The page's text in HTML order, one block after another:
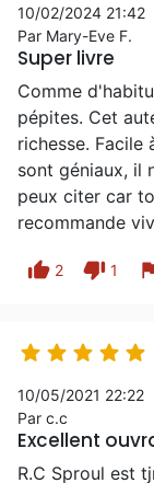
10/02/2024 21:42
Par Mary-Eve F.
Super livre
Comme
pépites. Cet
richesse. Facile
sont géniaux, il
peux citer car
recommande
thumb_up 2 thumb_down 1
    
10/05/2021 22:22
Par c.c
Excellent
R.C Sproul est